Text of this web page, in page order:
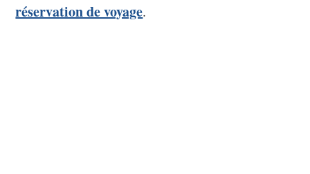
réservation de voyage.